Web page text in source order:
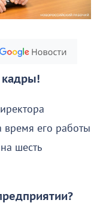
время его работы
шесть